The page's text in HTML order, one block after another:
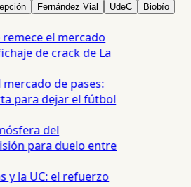
Fernández Vial UdeC Biobío
el mercado
de crack de La
de pases:
para dejar el fútbol
del
para duelo entre
la UC: el refuerzo